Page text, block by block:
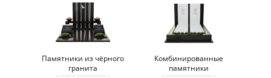
Памятники из чёрного
гранита
Комбинированные
памятники